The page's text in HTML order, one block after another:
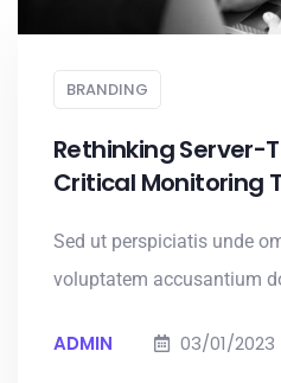
BRANDING
Rethinking Server-
Critical Monitoring
Sed ut perspiciatis unde
voluptatem accusantium
ADMIN 03/01/2023